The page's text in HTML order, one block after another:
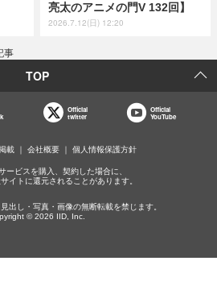
亮太のアニメの門V 132回】
2026.7.12(日) 12:20
事
TOP
Official
twitter
Official
YouTube
載 会社概要 個人情報保護方針
ービスを購入、契約した場合に、
イトに還元されることがあります。
出し・写真・画像の無断転載を禁じます。
© 2026 IID, Inc.